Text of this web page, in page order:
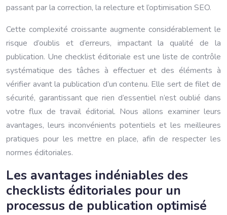
passant par la correction, la relecture et l’optimisation SEO.
Cette complexité croissante augmente considérablement le
risque d’oublis et d’erreurs, impactant la qualité de la
publication. Une checklist éditoriale est une liste de contrôle
systématique des tâches à effectuer et des éléments à
vérifier avant la publication d’un contenu. Elle sert de filet de
sécurité, garantissant que rien d’essentiel n’est oublié dans
votre flux de travail éditorial. Nous allons examiner leurs
avantages, leurs inconvénients potentiels et les meilleures
pratiques pour les mettre en place, afin de respecter les
normes éditoriales.
Les avantages indéniables des
checklists éditoriales pour un
processus de publication optimisé